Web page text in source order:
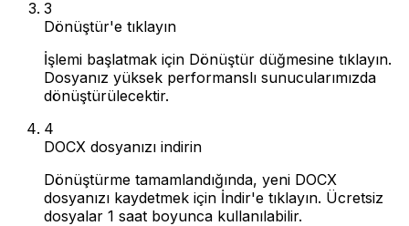
3
Dönüştür'e tıklayın
İşlemi başlatmak için Dönüştür düğmesine tıklayın.
Dosyanız yüksek performanslı sunucularımızda
dönüştürülecektir.
4
DOCX dosyanızı indirin
Dönüştürme tamamlandığında, yeni DOCX
dosyanızı kaydetmek için İndir'e tıklayın. Ücretsiz
dosyalar 1 saat boyunca kullanılabilir.